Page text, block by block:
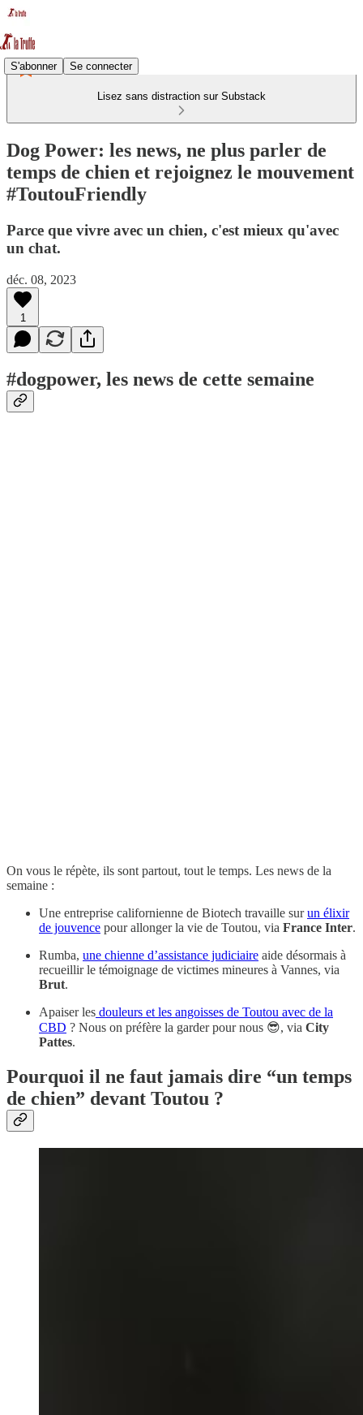
S'abonner Se connecter
Lisez sans distraction sur Substack
Dog Power: les news, ne plus parler de
temps de chien et rejoignez le mouvement
#ToutouFriendly
Parce que vivre avec un chien, c'est mieux qu'avec
un chat.
déc. 08, 2023
1
#dogpower, les news de cette semaine
On vous le répète, ils sont partout, tout le temps. Les news de la
semaine :
Une entreprise californienne de Biotech travaille surun élixir
de jouvence pour allonger la vie de Toutou, via France Inter.
Rumba, une chienne d’assistance judiciaire aide désormais à
recueillir le témoignage de victimes mineures à Vannes, via
Brut.
Apaiser les douleurs et les angoisses de Toutou avec de la
CBD ? Nous on préfère la garder pour nous 😎, via City
Pattes.
Pourquoi il ne faut jamais dire “un temps
de chien” devant Toutou ?